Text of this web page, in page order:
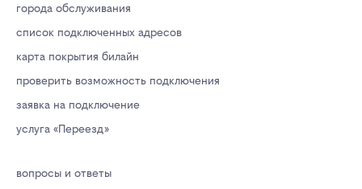
города обслуживания
список подключенных адресов
карта покрытия билайн
проверить возможность подключения
заявка на подключение
услуга «Переезд»
вопросы и ответы